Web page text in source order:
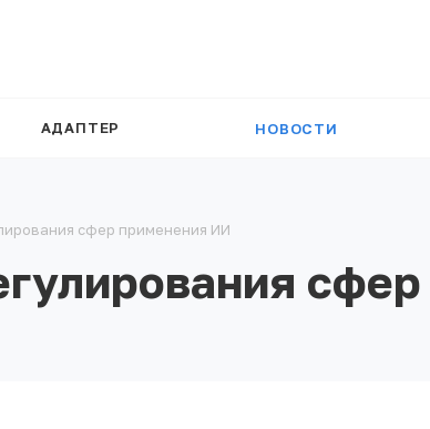
АДАПТЕР НОВОСТИ
сфер применения ИИ